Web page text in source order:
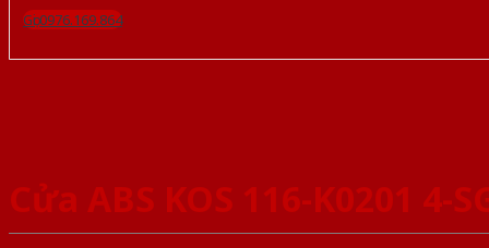
Gọi 0976.169.864
Cửa ABS KOS 116-K0201 4-